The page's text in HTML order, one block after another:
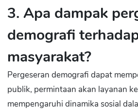
3. Apa dampak
demografi
masyarakat?
Pergeseran demografi dapat
publik, permintaan akan layanan
mempengaruhi dinamika sosial